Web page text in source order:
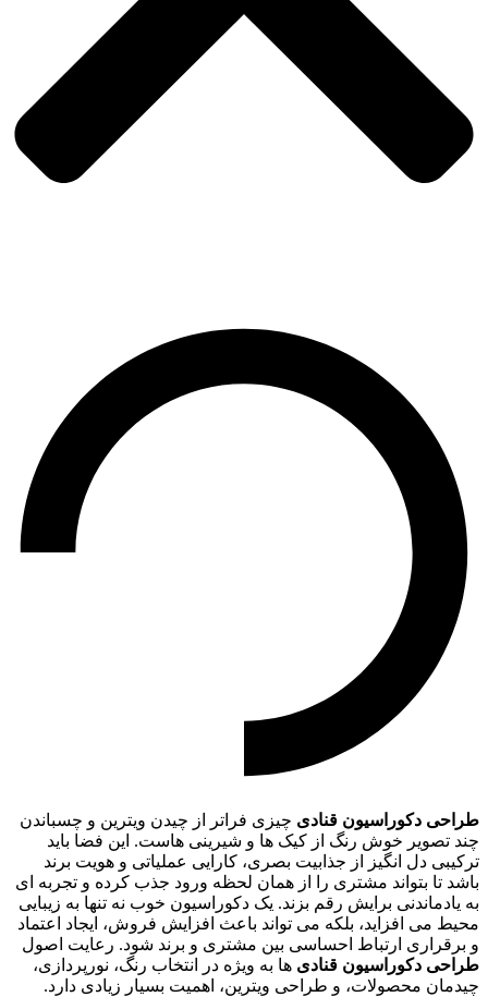
طراحی دکوراسیون قنادی چیزی فراتر از چیدن ویترین و چسباندن
چند تصویر خوش رنگ از کیک ها و شیرینی هاست. این فضا باید
ترکیبی دل انگیز از جذابیت بصری، کارایی عملیاتی و هویت برند
باشد تا بتواند مشتری را از همان لحظه ورود جذب کرده و تجربه ای
به یادماندنی برایش رقم بزند. یک دکوراسیون خوب نه تنها به زیبایی
محیط می افزاید، بلکه می تواند باعث افزایش فروش، ایجاد اعتماد
و برقراری ارتباط احساسی بین مشتری و برند شود. رعایت اصول
طراحی دکوراسیون قنادی ها به ویژه در انتخاب رنگ، نورپردازی،
چیدمان محصولات، و طراحی ویترین، اهمیت بسیار زیادی دارد.